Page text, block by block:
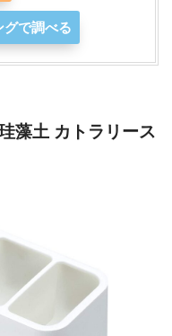
で調べる
藻土 カトラリース